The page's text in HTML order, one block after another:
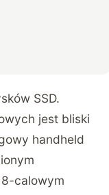
SSD.
jest bliski
handheld
8-calowym